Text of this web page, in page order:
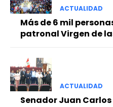
ACTUALIDAD
Más de 6 mil
patronal Virgen de
ACTUALIDAD
Senador Juan